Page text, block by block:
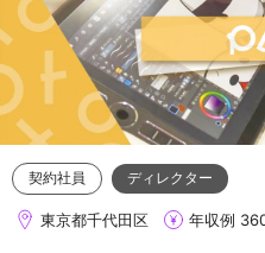
契約社員 ディレクター
東京都千代田区 年収例